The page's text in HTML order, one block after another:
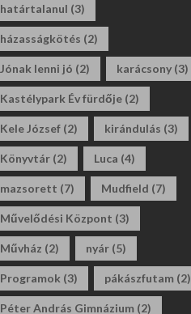
határtalanul (3)
házasságkötés (2)
Jónak lenni jó (2) karácsony (3)
Kastélypark Év fürdője (2)
Kele József (2) kirándulás (3)
Könyvtár (2) Luca (4)
mazsorett (7) Mudfield (7)
Művelődési Központ (3)
Művház (2) nyár (5)
Programok (3) pákászfutam (2)
Péter András Gimnázium (2)